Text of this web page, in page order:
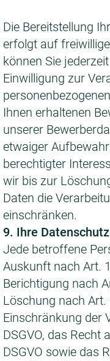
Die Bereitstellung
erfolgt auf
können Sie
Einwilligung zur
Ihnen erhaltenen
unserer
etwaiger
berechtigter
wir bis zur
Daten die
einschränken.
9. Ihre
Jede betroffene
Auskunft nach Art.
Berichtigung nach
Löschung nach Art.
Einschränkung der
DSGVO, das Recht
DSGVO sowie das